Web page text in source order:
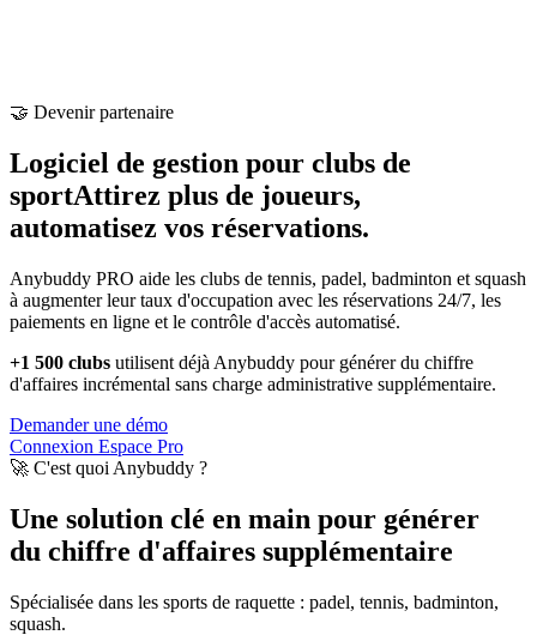
🤝 Devenir partenaire
Logiciel de gestion pour clubs de
sportAttirez plus de joueurs,
automatisez vos réservations.
Anybuddy PRO aide les clubs de tennis, padel, badminton et squash
à augmenter leur taux d'occupation avec les réservations 24/7, les
paiements en ligne et le contrôle d'accès automatisé.
+1 500 clubs utilisent déjà Anybuddy pour générer du chiffre
d'affaires incrémental sans charge administrative supplémentaire.
Demander une démo
Connexion Espace Pro
🚀 C'est quoi Anybuddy ?
Une solution clé en main pour générer
du chiffre d'affaires supplémentaire
Spécialisée dans les sports de raquette : padel, tennis, badminton,
squash.